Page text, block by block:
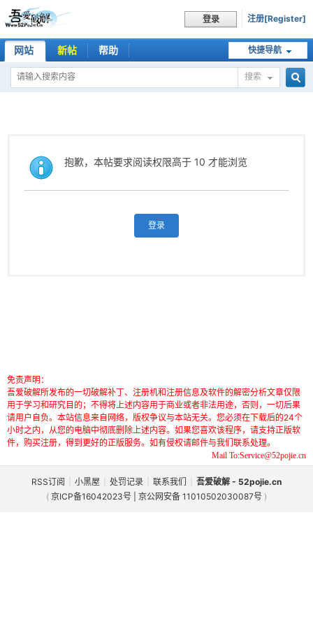
登录 注册[Register]
快捷导航
网站 新帖 帮助
搜索
抱歉，本帖要求阅读权限高于 10 才能浏览
登录
免责声明：
吾爱破解所发布的一切破解补丁、注册机和注册信息及软件的解密分析文章仅限
用于学习和研究目的；不得将上述内容用于商业或者非法用途，否则，一切后果
请用户自负。本站信息来自网络，版权争议与本站无关。您必须在下载后的24个
小时之内，从您的电脑中彻底删除上述内容。如果您喜欢该程序，请支持正版软
件，购买注册，得到更好的正版服务。如有侵权请邮件与我们联系处理。
Mail To:Service@52pojie.cn
RSS订阅 小黑屋 处罚记录 联系我们
吾爱破解 - 52pojie.cn
( 京ICP备16042023号 | 京公网安备 11010502030087号 )